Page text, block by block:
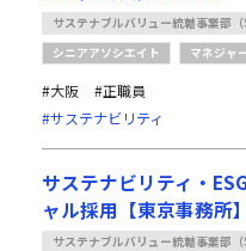
サステナブルバリュー統轄事業部
シニアアソシエイト
マネジャ
#大阪
#正職員
#サステナビリティ
サステナビリティ・
ャル採用【東京事務所】
サステナブルバリュー統轄事業部